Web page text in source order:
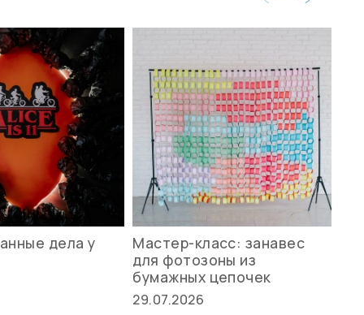
дела у
Мастер-класс: занавес
для фотозоны из
бумажных цепочек
29.07.2026